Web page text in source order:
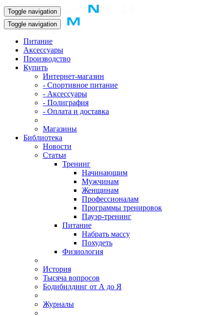
Toggle navigation
Toggle navigation
Питание
Аксессуары
Производство
Купить
Интернет-магазин
- Спортивное питание
- Аксессуары
- Полиграфия
- Оплата и доставка
Магазины
Библиотека
Новости
Статьи
Тренинг
Начинающим
Мужчинам
Женщинам
Профессионалам
Программы тренировок
Пауэр-тренинг
Питание
Набрать массу
Похудеть
Физиология
История
Тысяча вопросов
Бодибилдинг от А до Я
Журналы